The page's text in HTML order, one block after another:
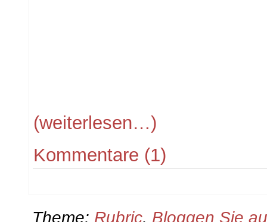
(weiterlesen…)
Kommentare (1)
Theme: Rubric. Bloggen Sie